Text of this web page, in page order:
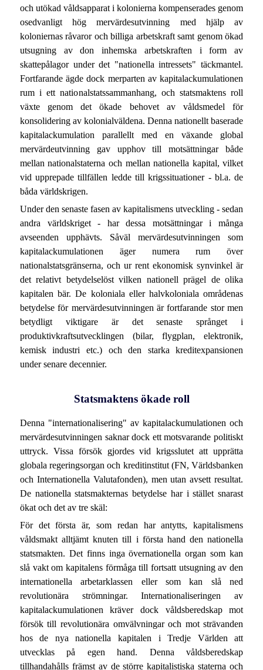
och utökad våldsapparat i kolonierna kompenserades genom
osedvanligt hög mervärdesutvinning med hjälp av
koloniernas råvaror och billiga arbetskraft samt genom ökad
utsugning av don inhemska arbetskraften i form av
skattepålagor under det "nationella intressets" täckmantel.
Fortfarande ägde dock merparten av kapitalackumulationen
rum i ett nationalstatssammanhang, och statsmaktens roll
växte genom det ökade behovet av våldsmedel för
konsolidering av kolonialväldena. Denna nationellt baserade
kapitalackumulation parallellt med en växande global
mervärdeutvinning gav upphov till motsättningar både
mellan nationalstaterna och mellan nationella kapital, vilket
vid upprepade tillfällen ledde till krigssituationer - bl.a. de
båda världskrigen.
Under den senaste fasen av kapitalismens utveckling - sedan
andra världskriget - har dessa motsättningar i många
avseenden upphävts. Såväl mervärdesutvinningen som
kapitalackumulationen äger numera rum över
nationalstatsgränserna, och ur rent ekonomisk synvinkel är
det relativt betydelselöst vilken nationell prägel de olika
kapitalen bär. De koloniala eller halvkoloniala områdenas
betydelse för mervärdesutvinningen är fortfarande stor men
betydligt viktigare är det senaste språnget i
produktivkraftsutvecklingen (bilar, flygplan, elektronik,
kemisk industri etc.) och den starka kreditexpansionen
under senare decennier.
Statsmaktens ökade roll
Denna "internationalisering" av kapitalackumulationen och
mervärdesutvinningen saknar dock ett motsvarande politiskt
uttryck. Vissa försök gjordes vid krigsslutet att upprätta
globala regeringsorgan och kreditinstitut (FN, Världsbanken
och Internationella Valutafonden), men utan avsett resultat.
De nationella statsmakternas betydelse har i stället snarast
ökat och det av tre skäl:
För det första är, som redan har antytts, kapitalismens
våldsmakt alltjämt knuten till i första hand den nationella
statsmakten. Det finns inga övernationella organ som kan
slå vakt om kapitalens förmåga till fortsatt utsugning av den
internationella arbetarklassen eller som kan slå ned
revolutionära strömningar. Internationaliseringen av
kapitalackumulationen kräver dock våldsberedskap mot
försök till revolutionära omvälvningar och mot strävanden
hos de nya nationella kapitalen i Tredje Världen att
utvecklas på egen hand. Denna våldsberedskap
tillhandahålls främst av de större kapitalistiska staterna och